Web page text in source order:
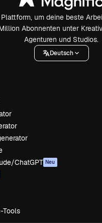
um deine beste
Abonnenten unter
Agenturen und Studios.
Deutsch
ChatGPT Neu
Tools